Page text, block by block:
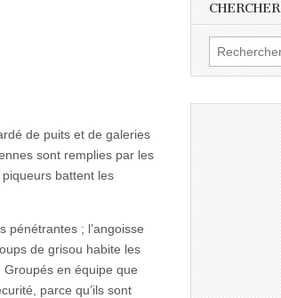
de puits et de galeries
sont remplies par les
battent les
pénétrantes ; l’angoisse
de grisou habite les
en équipe que
parce qu’ils sont
CHERCHER
Rechercher :